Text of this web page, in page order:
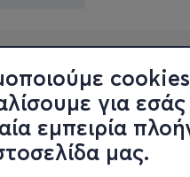
για εσάς
εμπειρία
μας.